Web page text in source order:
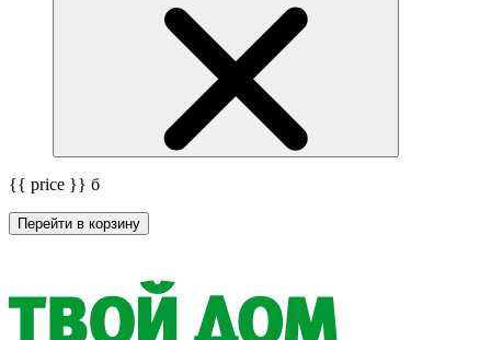
{{ price }} б
Перейти в корзину